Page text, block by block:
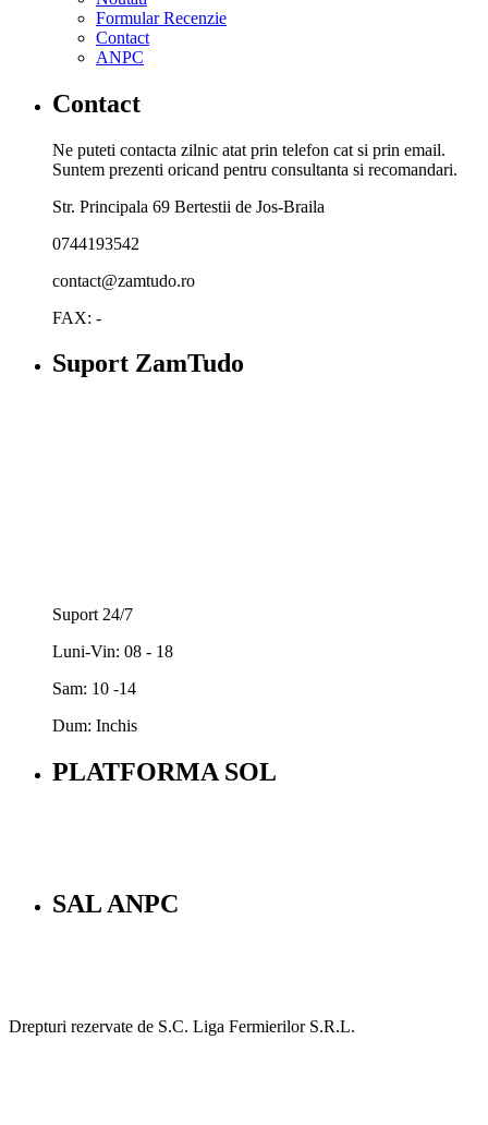
Formular Recenzie
Contact
ANPC
Contact
Ne puteti contacta zilnic atat prin telefon cat si prin email.
Suntem prezenti oricand pentru consultanta si recomandari.
Str. Principala 69 Bertestii de Jos-Braila
0744193542
contact@zamtudo.ro
FAX: -
Suport ZamTudo
Suport 24/7
Luni-Vin: 08 - 18
Sam: 10 -14
Dum: Inchis
PLATFORMA SOL
SAL ANPC
Drepturi rezervate de S.C. Liga Fermierilor S.R.L.